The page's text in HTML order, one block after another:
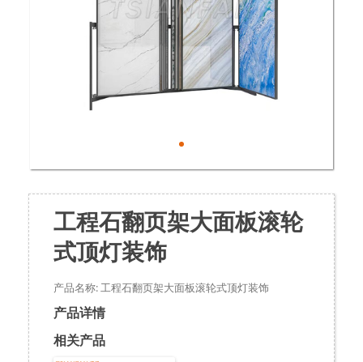
工程石翻页架大面板滚轮
式顶灯装饰
产品名称: 工程石翻页架大面板滚轮式顶灯装饰
产品详情
相关产品